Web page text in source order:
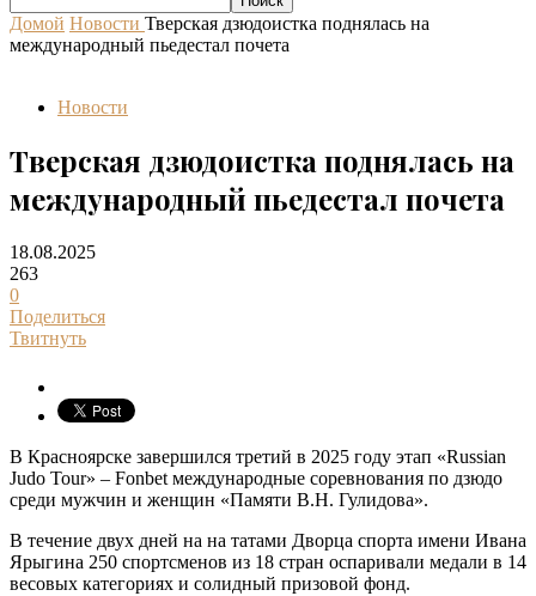
Домой Новости Тверская дзюдоистка поднялась на
международный пьедестал почета
Новости
Тверская дзюдоистка поднялась на
международный пьедестал почета
18.08.2025
263
0
Поделиться
Твитнуть
В Красноярске завершился третий в 2025 году этап «Russian
Judo Tour» – Fonbet международные соревнования по дзюдо
среди мужчин и женщин «Памяти В.Н. Гулидова».
В течение двух дней на на татами Дворца спорта имени Ивана
Ярыгина 250 спортсменов из 18 стран оспаривали медали в 14
весовых категориях и солидный призовой фонд.